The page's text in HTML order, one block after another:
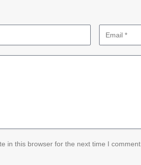
in this browser for the next time I comment.